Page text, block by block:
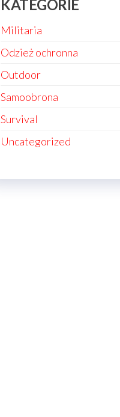
KATEGORIE
Militaria
Odzież ochronna
Outdoor
Samoobrona
Survival
Uncategorized